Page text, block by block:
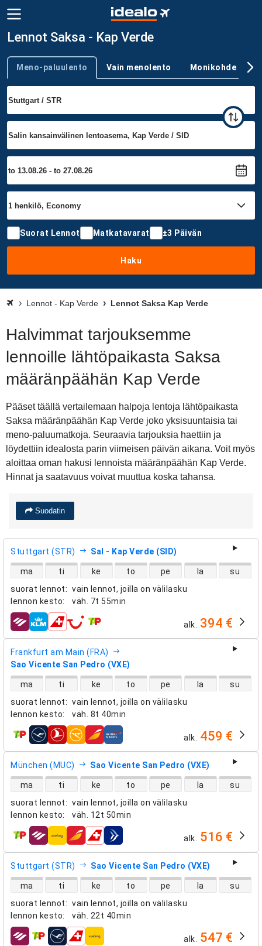
Lennot Saksa - Kap Verde
Trip type
Meno-paluulento Vain menolento Monikohde
Suorat Lennot Matkatavarat ±3 Päivän
Haku
Lennot - Kap Verde Lennot Saksa Kap Verde
Halvimmat tarjouksemme
lennoille lähtöpaikasta Saksa
määränpäähän Kap Verde
Pääset täällä vertailemaan halpoja lentoja lähtöpaikasta
Saksa määränpäähän Kap Verde joko yksisuuntaisia tai
meno-paluumatkoja. Seuraavia tarjouksia haettiin ja
löydettiin idealosta parin viimeisen päivän aikana. Voit myös
aloittaa oman hakusi lennoista määränpäähän Kap Verde.
Hinnat ja saatavuus voivat muuttua koska tahansa.
Suodatin
Stuttgart (STR) Sal - Kap Verde (SID)
suorat lennot: vain lennot, joilla on välilasku
lennon kesto: väh. 7t 55min
suorien lentojen saatavuus
ma ti ke to pe la su
lentoyhtiöt alk. 394 €
Frankfurt am Main (FRA)
Sao Vicente San Pedro (VXE)
suorat lennot: vain lennot, joilla on välilasku
lennon kesto: väh. 8t 40min
suorien lentojen saatavuus
ma ti ke to pe la su
lentoyhtiöt alk. 459 €
München (MUC) Sao Vicente San Pedro (VXE)
suorat lennot: vain lennot, joilla on välilasku
lennon kesto: väh. 12t 50min
suorien lentojen saatavuus
ma ti ke to pe la su
lentoyhtiöt alk. 516 €
Stuttgart (STR) Sao Vicente San Pedro (VXE)
suorat lennot: vain lennot, joilla on välilasku
lennon kesto: väh. 22t 40min
suorien lentojen saatavuus
ma ti ke to pe la su
lentoyhtiöt alk. 547 €